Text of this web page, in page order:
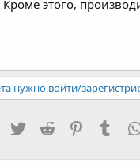
Кроме этого,
нужно войти/
Facebook
TwitterReddit Pinterest